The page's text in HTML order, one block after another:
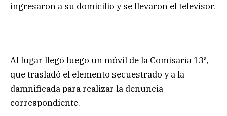
ingresaron a su domicilio y se llevaron el televisor.
Al lugar llegó luego un móvil de la Comisaría 13ª,
que trasladó el elemento secuestrado y a la
damnificada para realizar la denuncia
correspondiente.